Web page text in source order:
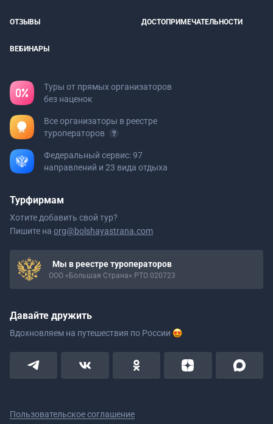
ОТЗЫВЫ ДОСТОПРИМЕЧАТЕЛЬНОСТИ
ВЕБИНАРЫ
Туры от прямых организаторов
без наценок
Все организаторы в реестре
туроператоров
Федеральный сервис: 97
направлений и 23 вида отдыха
Турфирмам
Хотите добавить свой тур?
Пишите на org@bolshayastrana.com
Мы в реестре туроператоров
ООО «Большая Страна» РТО 020723
Давайте дружить
Вдохновляем на путешествия по России
Пользовательское соглашение